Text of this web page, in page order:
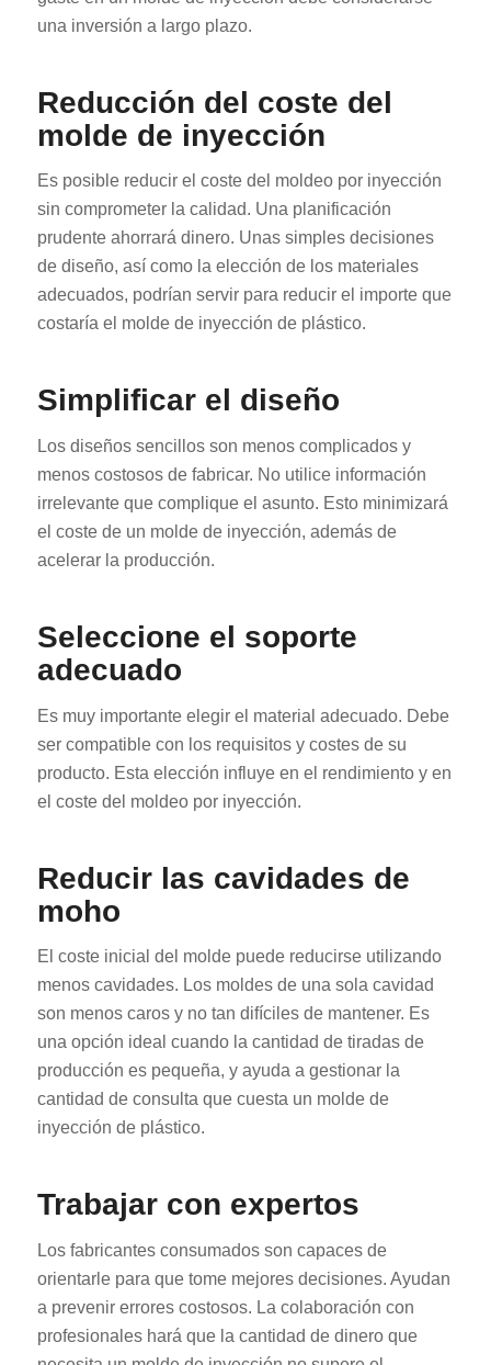
una inversión a largo plazo.
Reducción del coste del
molde de inyección
Es posible reducir el coste del moldeo por inyección
sin comprometer la calidad. Una planificación
prudente ahorrará dinero. Unas simples decisiones
de diseño, así como la elección de los materiales
adecuados, podrían servir para reducir el importe que
costaría el molde de inyección de plástico.
Simplificar el diseño
Los diseños sencillos son menos complicados y
menos costosos de fabricar. No utilice información
irrelevante que complique el asunto. Esto minimizará
el coste de un molde de inyección, además de
acelerar la producción.
Seleccione el soporte
adecuado
Es muy importante elegir el material adecuado. Debe
ser compatible con los requisitos y costes de su
producto. Esta elección influye en el rendimiento y en
el coste del moldeo por inyección.
Reducir las cavidades de
moho
El coste inicial del molde puede reducirse utilizando
menos cavidades. Los moldes de una sola cavidad
son menos caros y no tan difíciles de mantener. Es
una opción ideal cuando la cantidad de tiradas de
producción es pequeña, y ayuda a gestionar la
cantidad de consulta que cuesta un molde de
inyección de plástico.
Trabajar con expertos
Los fabricantes consumados son capaces de
orientarle para que tome mejores decisiones. Ayudan
a prevenir errores costosos. La colaboración con
profesionales hará que la cantidad de dinero que